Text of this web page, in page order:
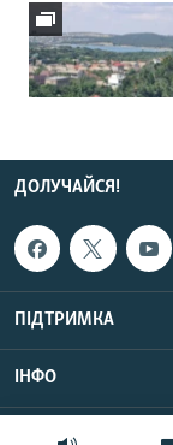
ДОЛУЧАЙСЯ!
ПІДТРИМКА
ІНФО